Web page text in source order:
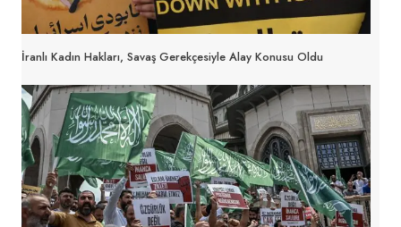
İranlı Kadın Hakları, Savaş Gerekçesiyle Alay Konusu Oldu